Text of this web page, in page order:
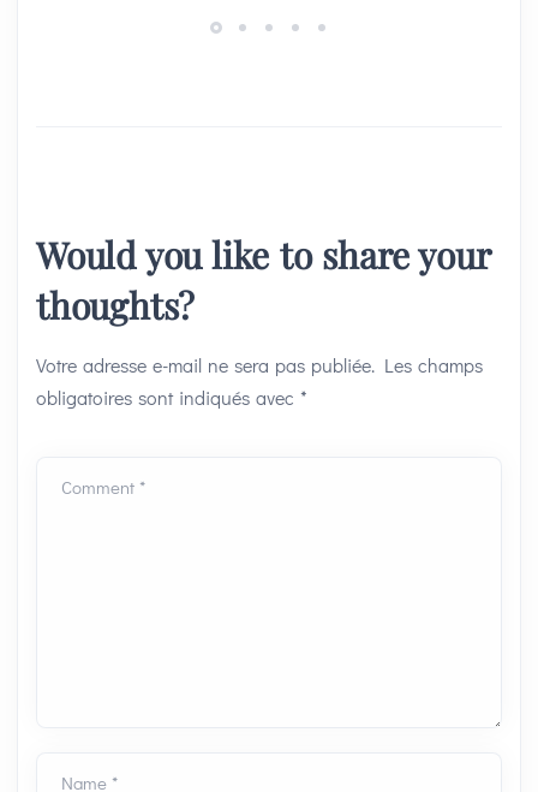
Would you like to share your
thoughts?
Votre adresse e-mail ne sera pas publiée. Les champs
obligatoires sont indiqués avec *
Comment *
Name *